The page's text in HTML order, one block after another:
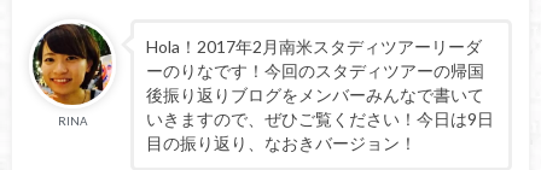
RINA
Hola！2017年2月南米スタディツアーリーダ
ーのりなです！今回のスタディツアーの帰国
後振り返りブログをメンバーみんなで書いて
いきますので、ぜひご覧ください！今日は9日
目の振り返り、なおきバージョン！